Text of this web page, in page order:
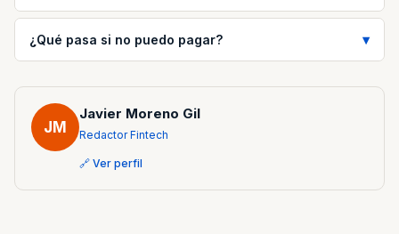
¿Qué pasa si no puedo pagar?
JM
Javier Moreno Gil
Redactor Fintech
🔗 Ver perfil